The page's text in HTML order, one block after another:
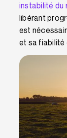
instabilité du
libérant
est
et sa fiabilité